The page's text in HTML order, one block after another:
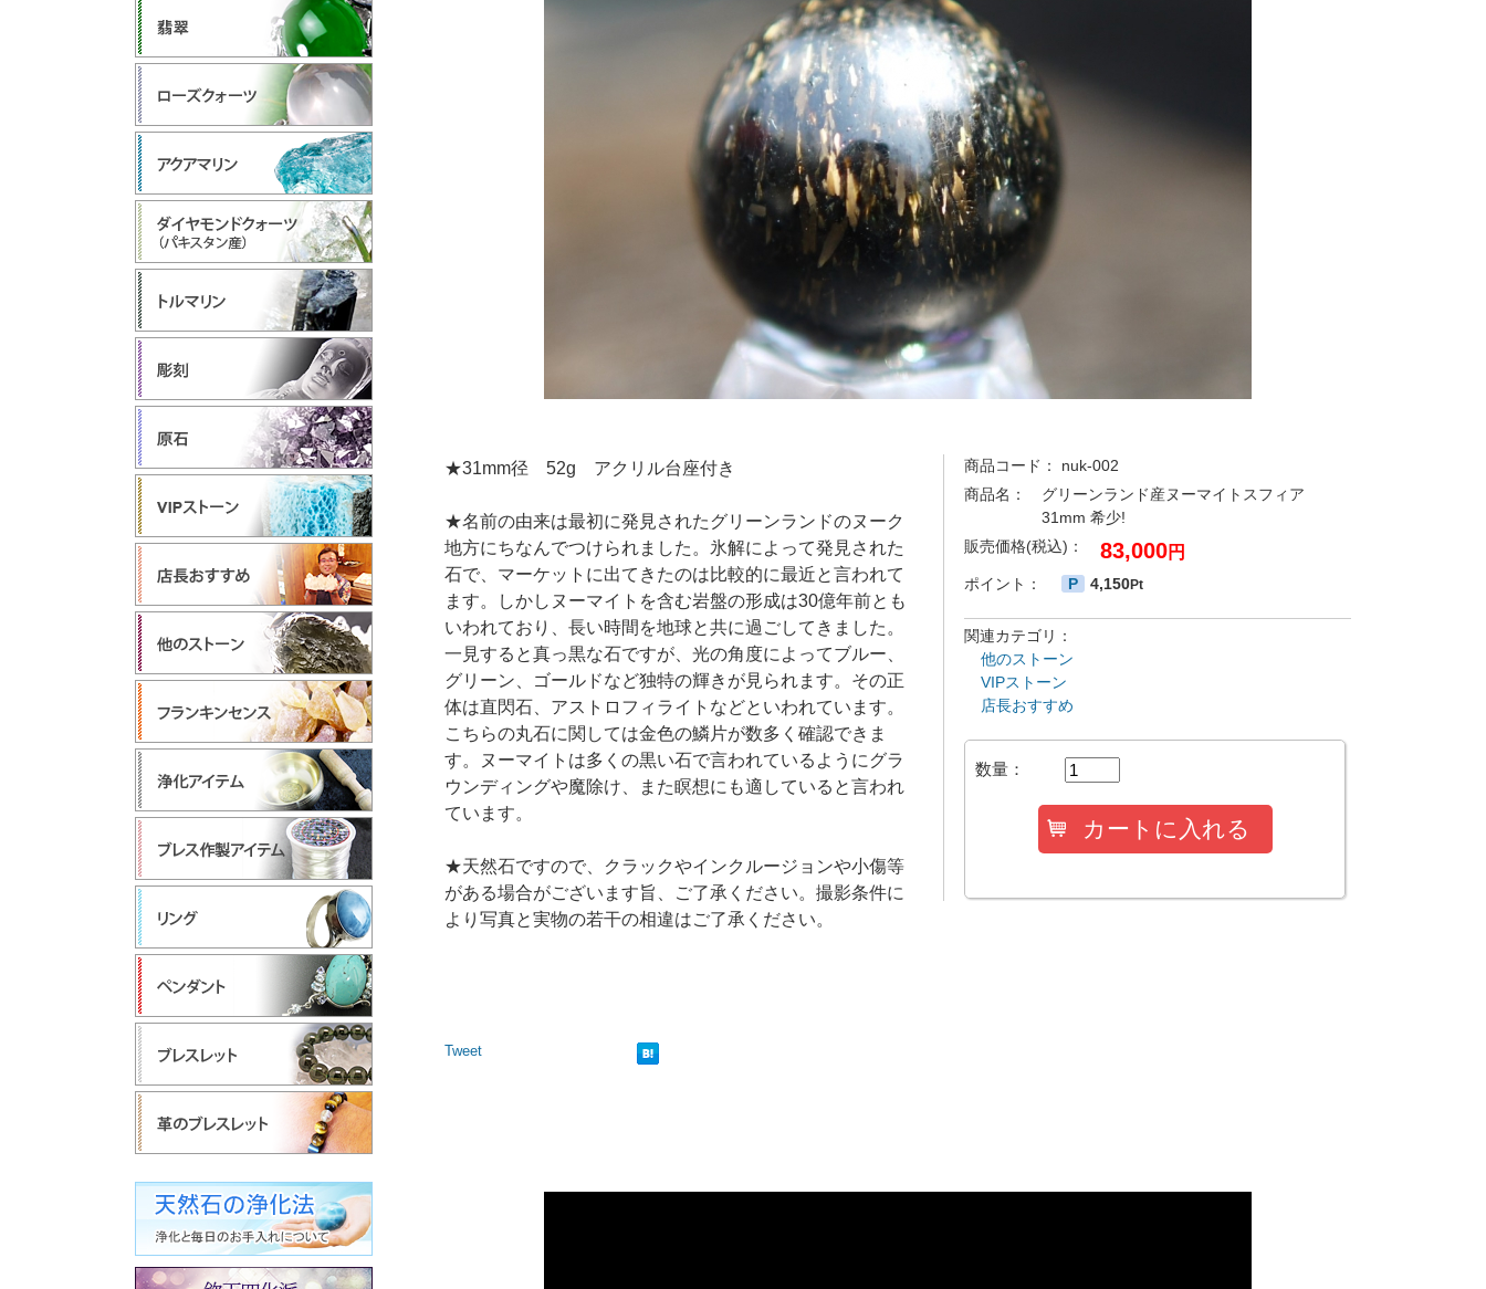
商品コード：
nuk-002
商品名：
グリーンランド産ヌーマイトスフィア
31mm 希少!
販売価格(税込)：
83,000円
ポイント： P 4,150Pt
関連カテゴリ：
他のストーン
VIPストーン
店長おすすめ
数量：
★31mm径 52g アクリル台座付き
★名前の由来は最初に発見されたグリーンランドのヌーク
地方にちなんでつけられました。氷解によって発見された
石で、マーケットに出てきたのは比較的に最近と言われて
ます。しかしヌーマイトを含む岩盤の形成は30億年前とも
いわれており、長い時間を地球と共に過ごしてきました。
一見すると真っ黒な石ですが、光の角度によってブルー、
グリーン、ゴールドなど独特の輝きが見られます。その正
体は直閃石、アストロフィライトなどといわれています。
こちらの丸石に関しては金色の鱗片が数多く確認できま
す。ヌーマイトは多くの黒い石で言われているようにグラ
ウンディングや魔除け、また瞑想にも適していると言われ
ています。
★天然石ですので、クラックやインクルージョンや小傷等
がある場合がございます旨、ご了承ください。撮影条件に
より写真と実物の若干の相違はご了承ください。
Tweet